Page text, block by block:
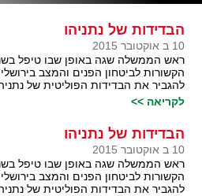
הבדידות של נתניהו
10 ב אוקטובר 2015
ראש הממשלה שגה באופן שבו טיפל
הקשורות לביטחון הפנים והמצב
להגביר את הבדידות הפוליטית של
לקריאה >>
הבדידות של נתניהו
10 ב אוקטובר 2015
ראש הממשלה שגה באופן שבו טיפל
הקשורות לביטחון הפנים והמצב
להגביר את הבדידות הפוליטית של